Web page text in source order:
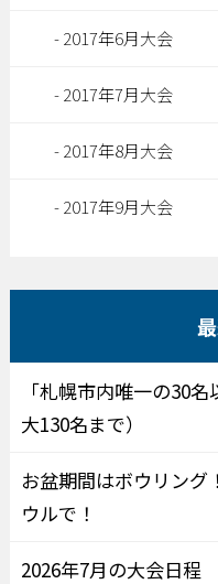
2017年6月大会
2017年7月大会
2017年8月大会
2017年9月大会
「札幌市内唯一の30
大130名まで）
お盆期間はボウリング
ウルで！
2026年7月の大会日程